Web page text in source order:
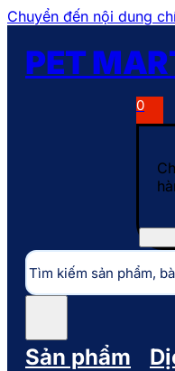
Chuyển đến nội dung
PET
Tìm
kiếm
0
Sản phẩm